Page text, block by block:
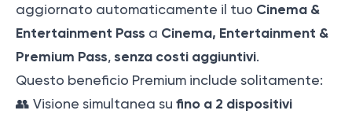
aggiornato automaticamente il tuo Cinema &
Entertainment Pass a Cinema, Entertainment &
Premium Pass, senza costi aggiuntivi.
Questo beneficio Premium include solitamente:
👥 Visione simultanea su fino a 2 dispositivi